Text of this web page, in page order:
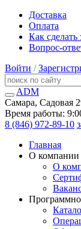
Доставка
Оплата
Как сделать
Вопрос-
Войти /
ADM
Самара, Садовая
Время работы:
8 (846) 972-89-10
Главная
О компании
О